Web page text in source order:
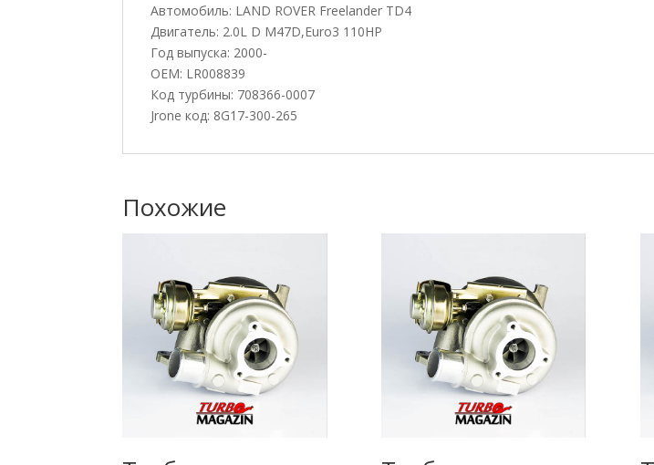
Автомобиль: LAND ROVER Freelander TD4
Двигатель: 2.0L D M47D,Euro3 110HP
Год выпуска: 2000-
OEM: LR008839
Код турбины: 708366-0007
Jrone код: 8G17-300-265
Похожие